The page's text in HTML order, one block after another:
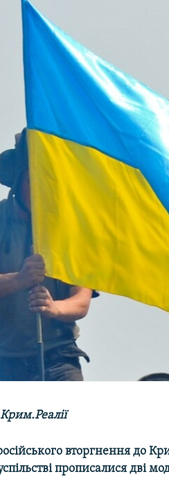
вторгнення до
прописалися дві